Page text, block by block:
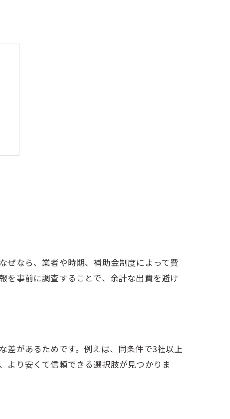
ぜなら、業者や時期、補助金制度によって費
を事前に調査することで、余計な出費を避け
差があるためです。例えば、同条件で3社以上
より安くて信頼できる選択肢が見つかりま